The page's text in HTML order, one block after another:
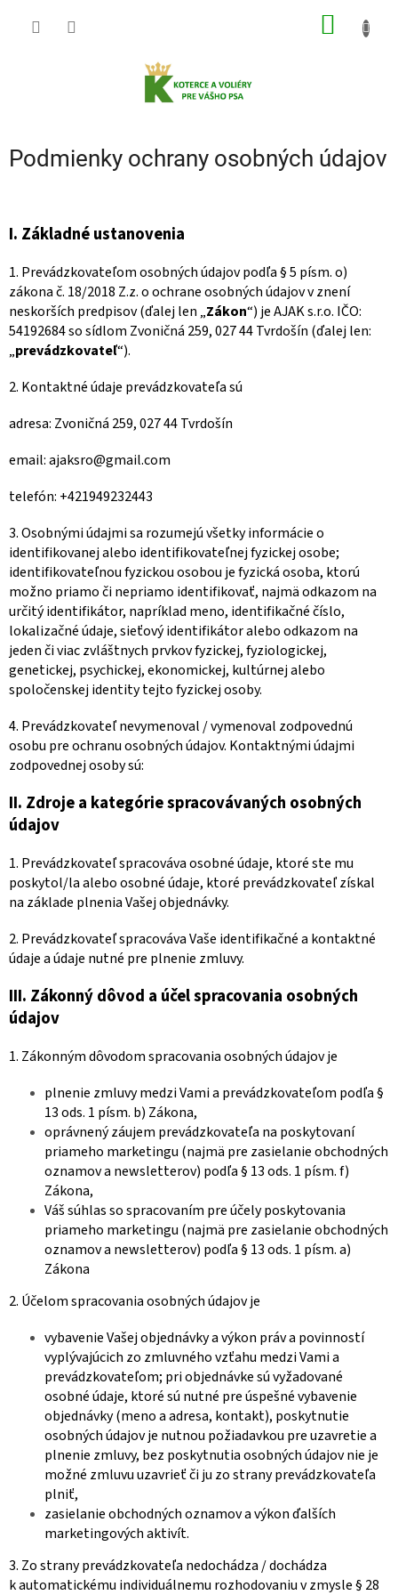
Podmienky ochrany osobných údajov
I. Základné ustanovenia
1. Prevádzkovateľom osobných údajov podľa § 5 písm. o)
zákona č. 18/2018 Z.z. o ochrane osobných údajov v znení
neskorších predpisov (ďalej len „Zákon“) je AJAK s.r.o. IČO:
54192684 so sídlom Zvoničná 259, 027 44 Tvrdošín (ďalej len:
„prevádzkovateľ“).
2. Kontaktné údaje prevádzkovateľa sú
adresa: Zvoničná 259, 027 44 Tvrdošín
email: ajaksro@gmail.com
telefón: +421949232443
3. Osobnými údajmi sa rozumejú všetky informácie o
identifikovanej alebo identifikovateľnej fyzickej osobe;
identifikovateľnou fyzickou osobou je fyzická osoba, ktorú
možno priamo či nepriamo identifikovať, najmä odkazom na
určitý identifikátor, napríklad meno, identifikačné číslo,
lokalizačné údaje, sieťový identifikátor alebo odkazom na
jeden či viac zvláštnych prvkov fyzickej, fyziologickej,
genetickej, psychickej, ekonomickej, kultúrnej alebo
spoločenskej identity tejto fyzickej osoby.
4. Prevádzkovateľ nevymenoval / vymenoval zodpovednú
osobu pre ochranu osobných údajov. Kontaktnými údajmi
zodpovednej osoby sú:
II. Zdroje a kategórie spracovávaných osobných
údajov
1. Prevádzkovateľ spracováva osobné údaje, ktoré ste mu
poskytol/la alebo osobné údaje, ktoré prevádzkovateľ získal
na základe plnenia Vašej objednávky.
2. Prevádzkovateľ spracováva Vaše identifikačné a kontaktné
údaje a údaje nutné pre plnenie zmluvy.
III. Zákonný dôvod a účel spracovania osobných
údajov
1. Zákonným dôvodom spracovania osobných údajov je
plnenie zmluvy medzi Vami a prevádzkovateľom podľa §
13 ods. 1 písm. b) Zákona,
oprávnený záujem prevádzkovateľa na poskytovaní
priameho marketingu (najmä pre zasielanie obchodných
oznamov a newsletterov) podľa § 13 ods. 1 písm. f)
Zákona,
Váš súhlas so spracovaním pre účely poskytovania
priameho marketingu (najmä pre zasielanie obchodných
oznamov a newsletterov) podľa § 13 ods. 1 písm. a)
Zákona
2. Účelom spracovania osobných údajov je
vybavenie Vašej objednávky a výkon práv a povinností
vyplývajúcich zo zmluvného vzťahu medzi Vami a
prevádzkovateľom; pri objednávke sú vyžadované
osobné údaje, ktoré sú nutné pre úspešné vybavenie
objednávky (meno a adresa, kontakt), poskytnutie
osobných údajov je nutnou požiadavkou pre uzavretie a
plnenie zmluvy, bez poskytnutia osobných údajov nie je
možné zmluvu uzavrieť či ju zo strany prevádzkovateľa
plniť,
zasielanie obchodných oznamov a výkon ďalších
marketingových aktivít.
3. Zo strany prevádzkovateľa nedochádza / dochádza
k automatickému individuálnemu rozhodovaniu v zmysle § 28